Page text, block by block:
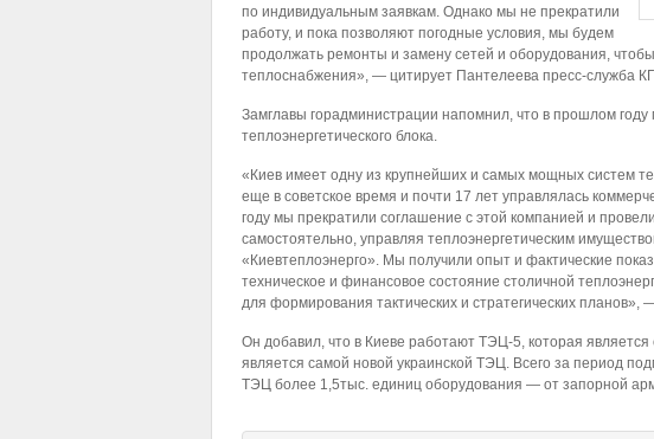
по индивидуальным заявкам. Однако мы не прекратили
работу, и пока позволяют погодные условия, мы будем
продолжать ремонты и замену сетей и оборудования,
теплоснабжения», — цитирует Пантелеева пресс-служба
Замглавы горадминистрации напомнил, что в прошлом
теплоэнергетического блока.
«Киев имеет одну из крупнейших и самых мощных систем
еще в советское время и почти 17 лет управлялась
году мы прекратили соглашение с этой компанией и
самостоятельно, управляя теплоэнергетическим
«Киевтеплоэнерго». Мы получили опыт и фактические
техническое и финансовое состояние столичной
для формирования тактических и стратегических планов»,
Он добавил, что в Киеве работают ТЭЦ-5, которая
является самой новой украинской ТЭЦ. Всего за период
ТЭЦ более 1,5тыс. единиц оборудования — от запорной